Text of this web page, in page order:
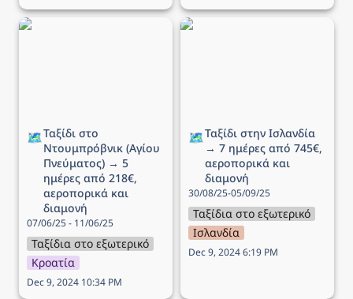
Ταξίδι στο Ντουμπρόβνικ
🗺️Ταξίδι στο
Ντουμπρόβνικ (Αγίου
Πνεύματος) → 5
ημέρες από 218€,
αεροπορικά και
διαμονή
07/06/25 - 11/06/25
Ταξίδια στο εξωτερικό
Κροατία
Dec 9, 2024 10:34 PM
Ταξίδι στην Ισλανδία → 7
🗺️Ταξίδι στην Ισλανδία
→ 7 ημέρες από 745€,
αεροπορικά και
διαμονή
30/08/25-05/09/25
Ταξίδια στο εξωτερικό
Ισλανδία
Dec 9, 2024 6:19 PM